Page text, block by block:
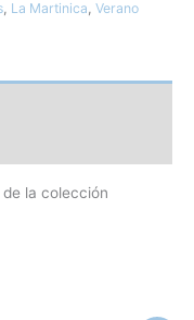
, La Martinica, Verano
la colección